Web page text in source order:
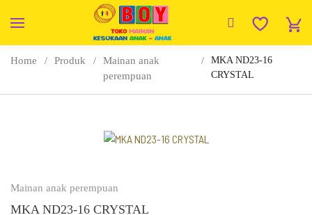
Home Produk
Mainan anak
perempuan
MKA ND23-16
CRYSTAL
Mainan anak perempuan
MKA ND23-16 CRYSTAL